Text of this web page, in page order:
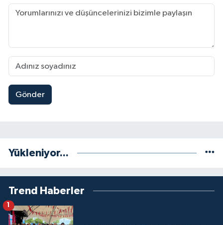
Gönder
Yükleniyor...
Trend Haberler
1